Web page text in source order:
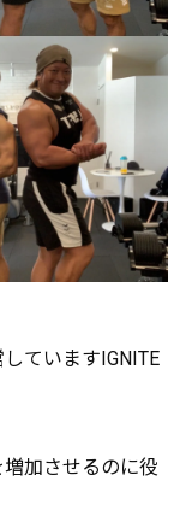
ていますIGNITE
加させるのに役